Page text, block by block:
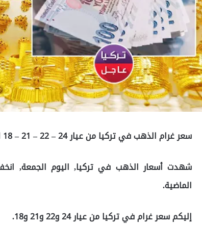
سعر غرام الذهب في تركيا من عيار 24 – 22 – 21 – 18 اليوم الجمعة
شهدت أسعار الذهب في تركيا, اليوم الجمعة,
الماضية.
إليكم سعر غرام في تركيا من عيار 24 و22 و21 و18.